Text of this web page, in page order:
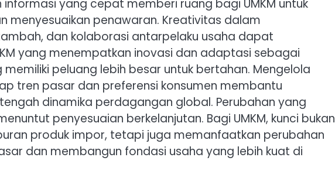
yang cepat memberi ruang bagi UMKM untuk
menyesuaikan penawaran. Kreativitas dalam
dan kolaborasi antarpelaku usaha dapat
yang menempatkan inovasi dan adaptasi sebagai
peluang lebih besar untuk bertahan. Mengelola
tren pasar dan preferensi konsumen membantu
dinamika perdagangan global. Perubahan yang
penyesuaian berkelanjutan. Bagi UMKM, kunci bukan
produk impor, tetapi juga memanfaatkan perubahan
dan membangun fondasi usaha yang lebih kuat di